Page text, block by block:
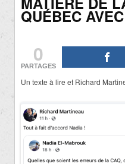
QUÉBEC
0
PARTAGES
Un texte à lire et Richard